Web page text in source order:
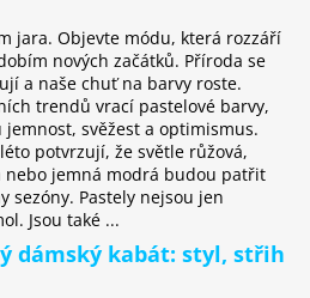
jara. Objevte módu, která rozzáří
nových začátků. Příroda se
a naše chuť na barvy roste.
trendů vrací pastelové barvy,
svěžest a optimismus.
potvrzují, že světle růžová,
nebo jemná modrá budou patřit
sezóny. Pastely nejsou jen
Jsou také ...
dámský kabát: styl, střih